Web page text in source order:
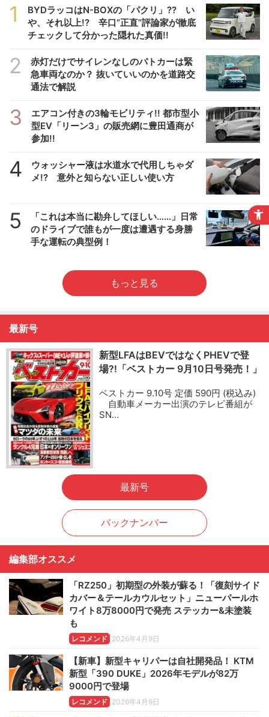
1
BYDラッコはN-BOXの「パクリ」?? い
や、それ以上!? 辛口”正直”評論家が徹底
チェックして分かった隠れた真価!!
2
赤灯だけでサイレンなしのパトカーは緊
急車両なのか？ 抜いていいのかを道路交
通法で解説
3
エアコン付きの3輪モビリティ!! 都市型小
型EV「リーン3」の販売網に豊田通商が
参加!!
4
ウォッシャー液は水道水で代用しちゃダ
メ!? 意外と知らない正しい使い方
5
「これは本当に勘弁してほしい……」日常
のドライブで誰もが一度は遭遇する身勝
手な運転の典型例！
もっと見る
最新号
新型LFAはBEVではなくPHEVで登
場?!「ベストカー 9月10日号発売！」
ベストカー 9.10号 定価 590円 (税込み)
自動車メーカー出演のテレビ番組が
SN…
最新号
バックナンバー
編集部オススメ
「RZ250」初期型の外装が蘇る！「復刻サイド
カバー＆テールカウルセット」ニューパールホ
ワイト8万8000円で発売 ステッカー&未塗装
も
レコメンド 2026年4月9日
【新車】新型キャリパーは自社開発品！ KTM
新型「390 DUKE」2026年モデルが82万
9000円で登場
レコメンド 2026年4月9日